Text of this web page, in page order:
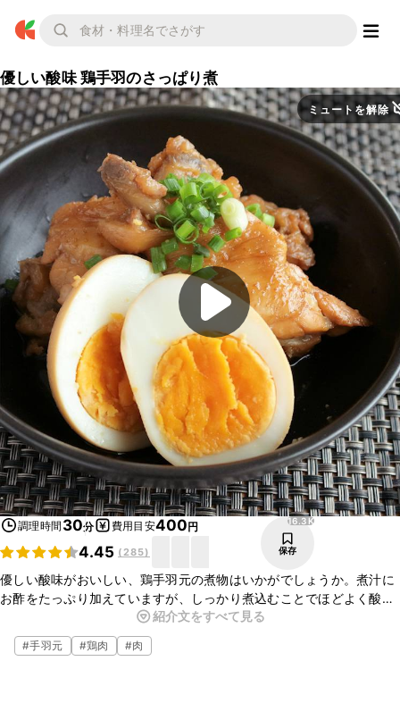
優しい酸味 鶏手羽のさっぱり煮
ミュートを解除
調理時間 30分 費用目安400円
4.45 (285)
16.3K
保存
優しい酸味がおいしい、鶏手羽元の煮物はいかがでしょうか。煮汁に
お酢をたっぷり加えていますが、しっかり煮込むことでほどよく酸味
が飛び、さっぱりと食べられる一品です。卵にもよく味が染み込み、
とてもおいしいですよ。ごはんのおかずにもお酒のおつまみにもおす
すめです。
紹介文をすべて見る
#手羽元 #鶏肉 #肉